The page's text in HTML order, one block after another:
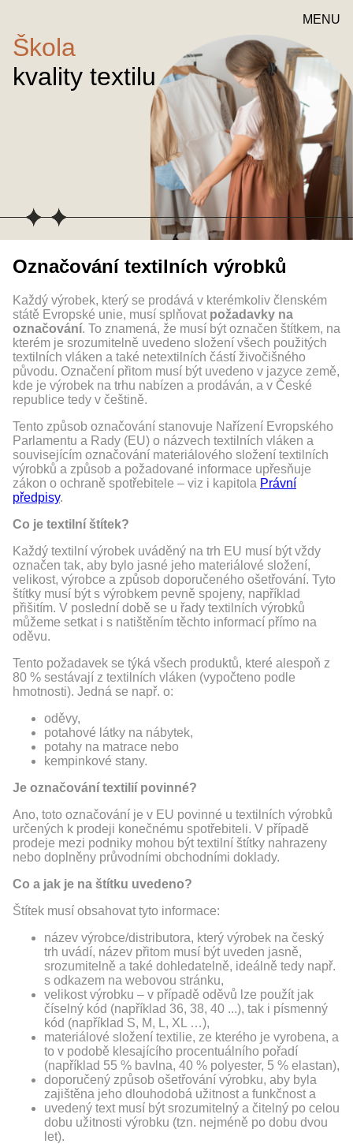
MENU
Škola
kvality textilu
Označování textilních výrobků
Každý výrobek, který se prodává v kterémkoliv členském
státě Evropské unie, musí splňovat požadavky na
označování. To znamená, že musí být označen štítkem, na
kterém je srozumitelně uvedeno složení všech použitých
textilních vláken a také netextilních částí živočišného
původu. Označení přitom musí být uvedeno v jazyce země,
kde je výrobek na trhu nabízen a prodáván, a v České
republice tedy v češtině.
Tento způsob označování stanovuje Nařízení Evropského
Parlamentu a Rady (EU) o názvech textilních vláken a
souvisejícím označování materiálového složení textilních
výrobků a způsob a požadované informace upřesňuje
zákon o ochraně spotřebitele – viz i kapitola Právní
předpisy.
Co je textilní štítek?
Každý textilní výrobek uváděný na trh EU musí být vždy
označen tak, aby bylo jasné jeho materiálové složení,
velikost, výrobce a způsob doporučeného ošetřování. Tyto
štítky musí být s výrobkem pevně spojeny, například
přišitím. V poslední době se u řady textilních výrobků
můžeme setkat i s natištěním těchto informací přímo na
oděvu.
Tento požadavek se týká všech produktů, které alespoň z
80 % sestávají z textilních vláken (vypočteno podle
hmotnosti). Jedná se např. o:
oděvy,
potahové látky na nábytek,
potahy na matrace nebo
kempinkové stany.
Je označování textilií povinné?
Ano, toto označování je v EU povinné u textilních výrobků
určených k prodeji konečnému spotřebiteli. V případě
prodeje mezi podniky mohou být textilní štítky nahrazeny
nebo doplněny průvodními obchodními doklady.
Co a jak je na štítku uvedeno?
Štítek musí obsahovat tyto informace:
název výrobce/distributora, který výrobek na český
trh uvádí, název přitom musí být uveden jasně,
srozumitelně a také dohledatelně, ideálně tedy např.
s odkazem na webovou stránku,
velikost výrobku – v případě oděvů lze použít jak
číselný kód (například 36, 38, 40 ...), tak i písmenný
kód (například S, M, L, XL …),
materiálové složení textilie, ze kterého je vyrobena, a
to v podobě klesajícího procentuálního pořadí
(například 55 % bavlna, 40 % polyester, 5 % elastan),
doporučený způsob ošetřování výrobku, aby byla
zajištěna jeho dlouhodobá užitnost a funkčnost a
uvedený text musí být srozumitelný a čitelný po celou
dobu užitnosti výrobku (tzn. nejméně po dobu dvou
let).